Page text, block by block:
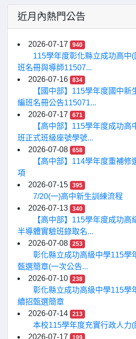
近月內熱門公告
2026-07-17 940
115學年度彰化縣立成功高中
班名冊與導師11507...
2026-07-16
834
【國中部】115學年度國中
編班名冊公告115071...
2026-07-17
671
【高中部】115學年度成功高
班正式班級座號學號...
2026-07-08
658
【高中部】114學年度重補修
項
2026-07-15
395
7/20(一)高中新生訓練流程
2026-07-13
340
【高中部】115學年度成功高
半導體實驗班錄取名...
2026-07-08
253
彰化縣立成功高級中學115學
甄選簡章(一次公告...
2026-07-10
238
彰化縣立成功高級中學115學
續招甄選簡章
2026-07-14
213
本校115學年度充實行政人力
2026-07-17
199